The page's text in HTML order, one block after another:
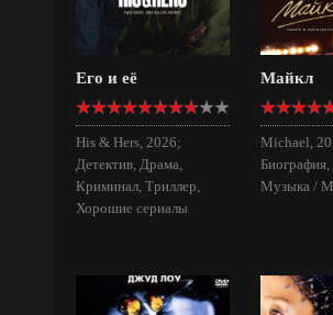
Его и её
His & Hers, 2026;
Детектив, Драма,
Криминал, Триллер,
Хорошие сериалы
Майкл
Michael,
Биография,
Музыка /